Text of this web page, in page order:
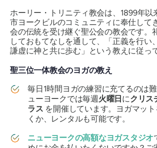
ホーリー・トリニティ教会は、1899年以
市ヨークビルのコミュニティに奉仕して
会の伝統を受け継ぐ聖公会の教会です。
しておもてなしを通して、「正義を行い
謙虚に神と共に歩む」という教えに従っ
聖三位一体教会のヨガの教え
毎日1時間ヨガの練習に充てるのは
ューヨークでは毎週火曜日 にクリス
ラス を開催しています。ヨガマッ
くか、レンタルも可能です。
ニューヨークの高額なヨガスタジオ